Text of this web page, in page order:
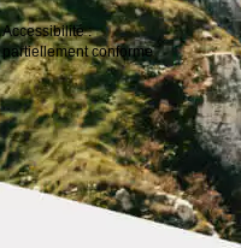
Accessibilité :
partiellement conforme